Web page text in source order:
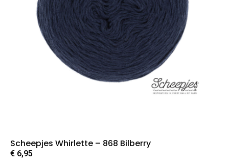
Scheepjes Whirlette – 868 Bilberry
€ 6,95